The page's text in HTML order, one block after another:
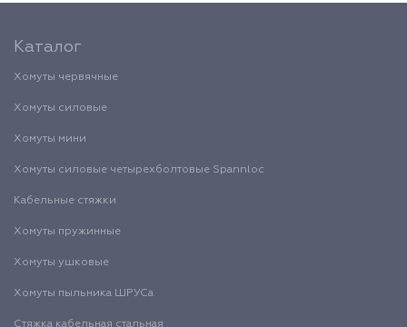
Каталог
Хомуты червячные
Хомуты силовые
Хомуты мини
Хомуты силовые четырехболтовые Spannloc
Кабельные стяжки
Хомуты пружинные
Хомуты ушковые
Хомуты пыльника ШРУСа
Стяжка кабельная стальная